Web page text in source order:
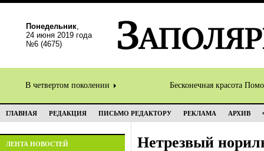
Понедельник,
24 июня 2019 года
№6 (4675)
В четвертом поколении Бесконечная красота
ГЛАВНАЯ РЕДАКЦИЯ ПИСЬМО РЕДАКТОРУ РЕКЛАМА АРХИВ
ЛЕНТА НОВОСТЕЙ
Нетрезвый